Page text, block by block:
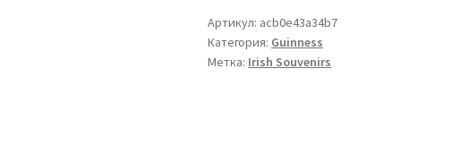
stopper
Артикул: acb0e43a34b7
Категория: Guinness
Метка: Irish Souvenirs